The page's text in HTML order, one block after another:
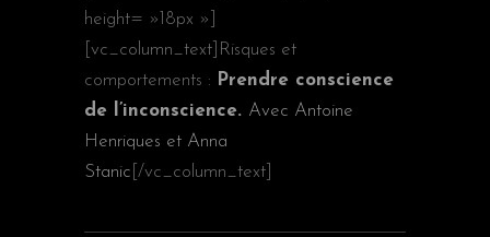
height= »18px »]
[vc_column_text]Risques et
comportements : Prendre conscience
de l’inconscience. Avec Antoine
Henriques et Anna
Stanic [/vc_column_text]